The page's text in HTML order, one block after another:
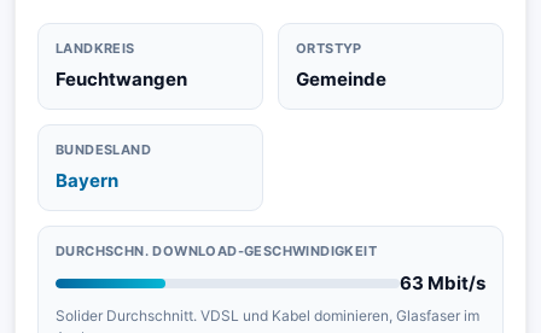
LANDKREIS
Feuchtwangen
ORTSTYP
Gemeinde
BUNDESLAND
Bayern
DURCHSCHN. DOWNLOAD-GESCHWINDIGKEIT
63 Mbit/s
Solider Durchschnitt. VDSL und Kabel dominieren, Glasfaser im